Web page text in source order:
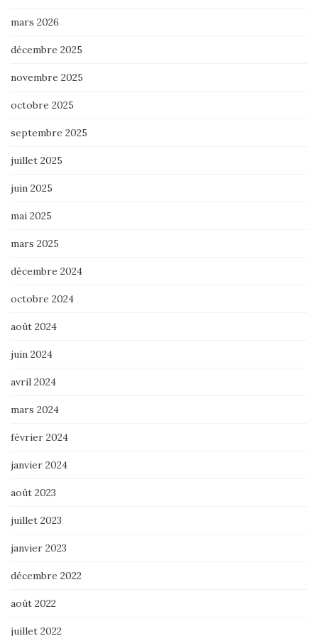
mars 2026
décembre 2025
novembre 2025
octobre 2025
septembre 2025
juillet 2025
juin 2025
mai 2025
mars 2025
décembre 2024
octobre 2024
août 2024
juin 2024
avril 2024
mars 2024
février 2024
janvier 2024
août 2023
juillet 2023
janvier 2023
décembre 2022
août 2022
juillet 2022